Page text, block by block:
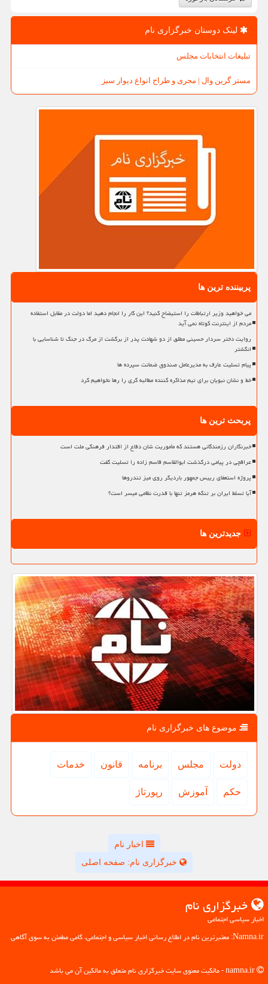
لینک دوستان خبرگزاری نام
تبلیغات انتخابات مجلس
مستر گرین وال | مجری و طراح انواع دیوار سبز
پربیننده ترین ها
می خواهید وزیر ارتباطات را استیضاح کنید؟ این کار را انجام دهید اما دولت در مقابل استفاده
مردم از اینترنت کوتاه نمی آید
روایت دختر سردار حسینی مطلق از دو شهادت پدر از برگشت از مرگ در جنگ تا شناسایی با
انگشتر
پیام تسلیت عارف به مدیرعامل صندوق ضمانت سپرده ها
خط و نشان نبویان برای تیم مذاکره کننده مطالبه گری را رها نخواهیم کرد
پربحث ترین ها
خبرنگاران رزمندگانی هستند که مأموریت شان دفاع از اقتدار فرهنگی ملت است
عراقچی در پیامی درگذشت ابوالقاسم قاسم زاده را تسلیت گفت
پروژه استعفای رییس جمهور باردیگر روی میز تندروها
آیا تسلط ایران بر تنگه هرمز تنها با قدرت نظامی میسر است؟
جدیدترین ها
موضوع های خبرگزاری نام
دولت مجلس برنامه قانون خدمات
حكم آموزش رپورتاژ
اخبار نام
خبرگزاری نام: صفحه اصلی
خبرگزاری نام
اخبار سیاسی اجتماعی
Namna.ir: معتبرترین نام در اطلاع رسانی اخبار سیاسی و اجتماعی، گامی مطمئن به سوی آگاهی